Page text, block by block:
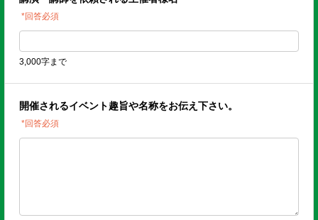
*回答必須
3,000字まで
開催されるイベント趣旨や名称をお伝え下さい。
*回答必須